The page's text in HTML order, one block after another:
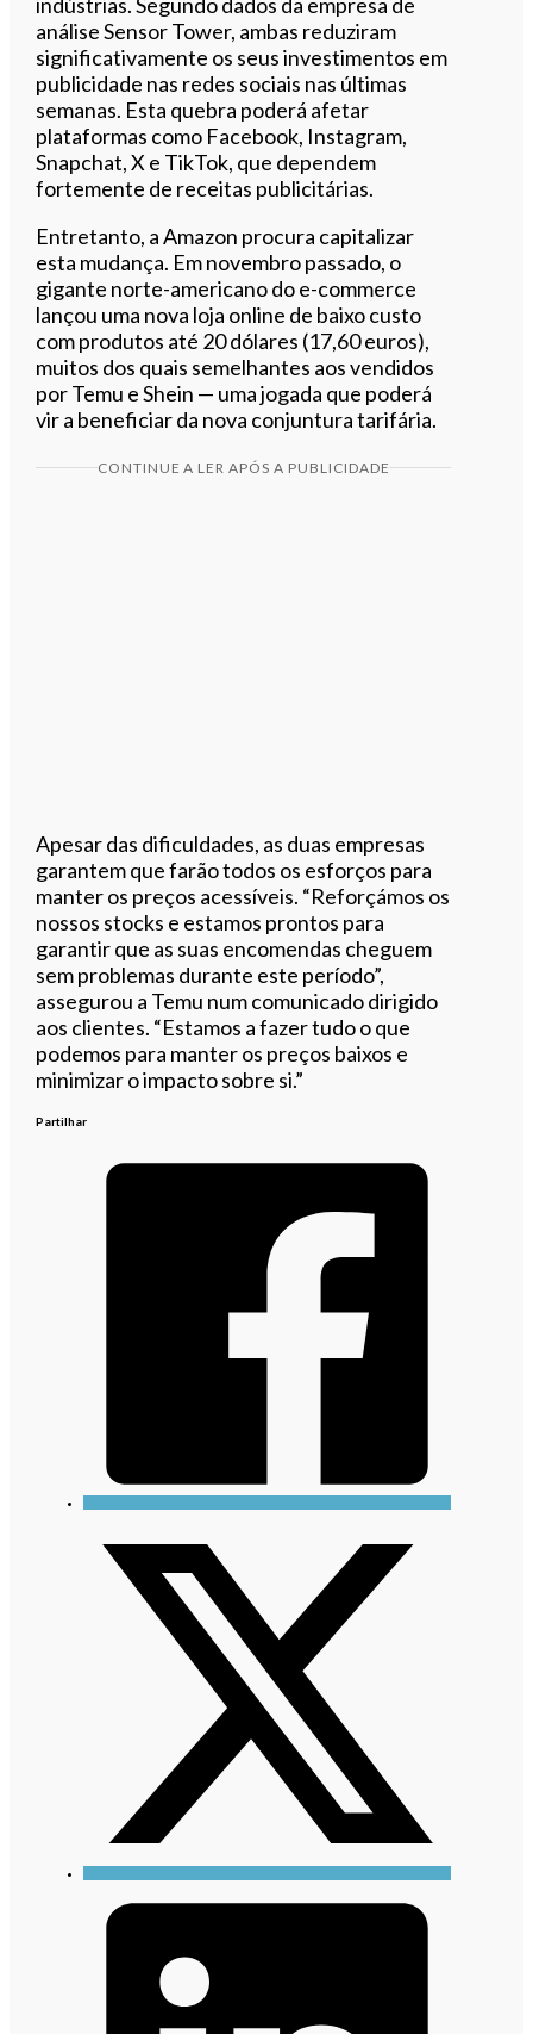
análise Sensor Tower, ambas reduziram
significativamente os seus investimentos em
publicidade nas redes sociais nas últimas
semanas. Esta quebra poderá afetar
plataformas como Facebook, Instagram,
Snapchat, X e TikTok, que dependem
fortemente de receitas publicitárias.
Entretanto, a Amazon procura capitalizar
esta mudança. Em novembro passado, o
gigante norte-americano do e-commerce
lançou uma nova loja online de baixo custo
com produtos até 20 dólares (17,60 euros),
muitos dos quais semelhantes aos vendidos
por Temu e Shein — uma jogada que poderá
vir a beneficiar da nova conjuntura tarifária.
CONTINUE A LER APÓS A PUBLICIDADE
Apesar das dificuldades, as duas empresas
garantem que farão todos os esforços para
manter os preços acessíveis. “Reforçámos os
nossos stocks e estamos prontos para
garantir que as suas encomendas cheguem
sem problemas durante este período”,
assegurou a Temu num comunicado dirigido
aos clientes. “Estamos a fazer tudo o que
podemos para manter os preços baixos e
minimizar o impacto sobre si.”
Partilhar